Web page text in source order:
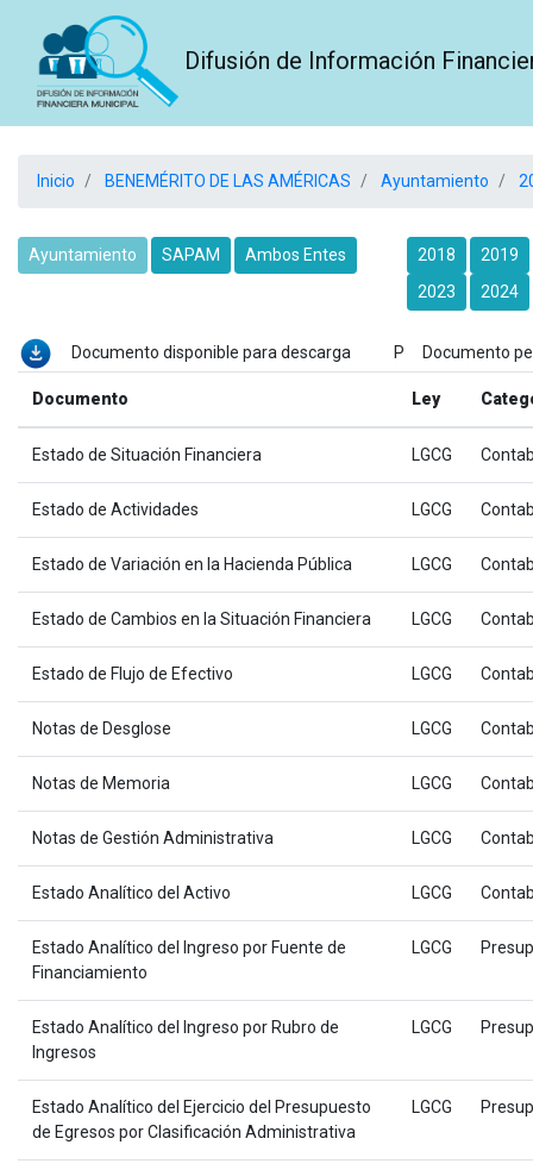
Difusión de Información
Inicio BENEMÉRITO DE LAS AMÉRICAS Ayuntamiento
Ayuntamiento SAPAM Ambos Entes 2018
2019
2023
2024
Documento disponible para descarga P Documento
Documento Ley
Estado de Situación Financiera LGCG
Estado de Actividades LGCG
Estado de Variación en la Hacienda Pública LGCG
Estado de Cambios en la Situación Financiera LGCG
Estado de Flujo de Efectivo LGCG
Notas de Desglose LGCG
Notas de Memoria LGCG
Notas de Gestión Administrativa LGCG
Estado Analítico del Activo LGCG
Estado Analítico del Ingreso por Fuente de
Financiamiento
LGCG
Estado Analítico del Ingreso por Rubro de
Ingresos
LGCG
Estado Analítico del Ejercicio del Presupuesto
de Egresos por Clasificación Administrativa
LGCG